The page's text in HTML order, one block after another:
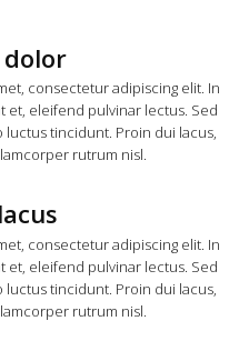
consectetur adipiscing elit. In
et, eleifend pulvinar lectus. Sed
tincidunt. Proin dui lacus,
rutrum nisl.
consectetur adipiscing elit. In
et, eleifend pulvinar lectus. Sed
tincidunt. Proin dui lacus,
rutrum nisl.